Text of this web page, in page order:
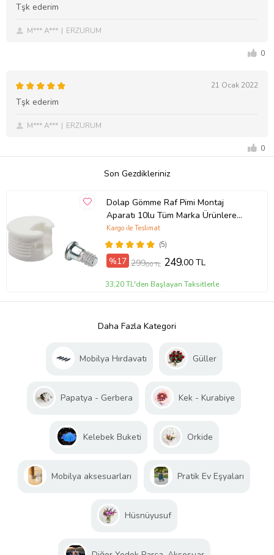
Tşk ederim
M*** A*** ERZURUM
0
21 Ocak 2022
Tşk ederim
M*** A*** ERZURUM
0
Son Gezdikleriniz
Dolap Gömme Raf Pimi Montaj
Aparatı 10lu Tüm Marka Ürünlere
Uyumlu
(5)
Kargo ile Teslimat
%17 299,00 TL 249,00 TL
33,20 TL'den Başlayan Taksitlerle
Daha Fazla Kategori
Mobilya Hırdavatı Güller
Papatya - Gerbera Kek - Kurabiye
Kelebek Buketi Orkide
Mobilya aksesuarları Pratik Ev Eşyaları
Hüsnüyusuf